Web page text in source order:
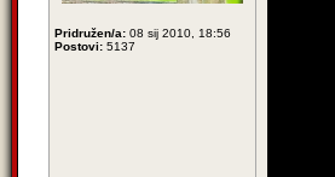
Pridružen/a: 08 sij 2010, 18:56
Postovi: 5137